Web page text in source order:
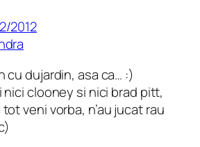
2012
cu dujardin, asa ca… :)
nici clooney si nici brad pitt,
veni vorba, n’au jucat rau